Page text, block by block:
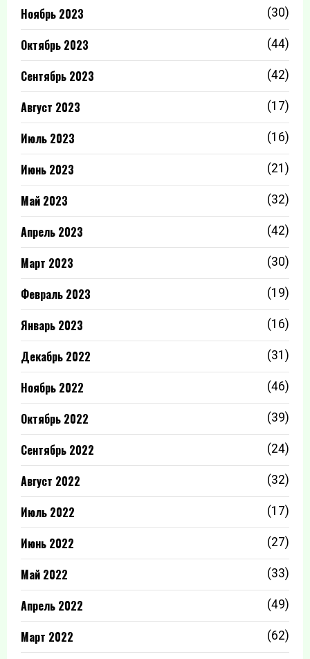
Ноябрь 2023 (30)
Октябрь 2023 (44)
Сентябрь 2023 (42)
Август 2023 (17)
Июль 2023 (16)
Июнь 2023 (21)
Май 2023 (32)
Апрель 2023 (42)
Март 2023 (30)
Февраль 2023 (19)
Январь 2023 (16)
Декабрь 2022 (31)
Ноябрь 2022 (46)
Октябрь 2022 (39)
Сентябрь 2022 (24)
Август 2022 (32)
Июль 2022 (17)
Июнь 2022 (27)
Май 2022 (33)
Апрель 2022 (49)
Март 2022 (62)